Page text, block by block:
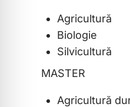
Agricultură
Biologie
Silvicultură
MASTER
Agricultură